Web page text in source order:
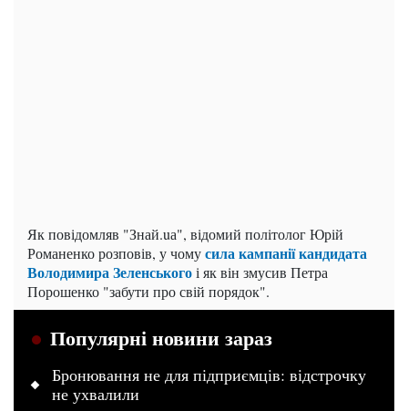
Як повідомляв "Знай.uа", відомий політолог Юрій
Романенко розповів, у чомусила кампанії кандидата
Володимира Зеленськогоі як він змусив Петра
Порошенко "забути про свій порядок".
Популярні новини зараз
Бронювання не для підприємців: відстрочку
не ухвалили